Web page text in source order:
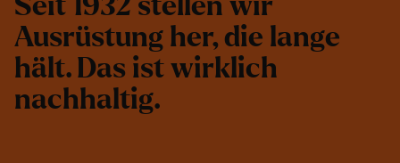
Seit 1932 stellen wir
Ausrüstung her, die lange
hält. Das ist wirklich
nachhaltig.